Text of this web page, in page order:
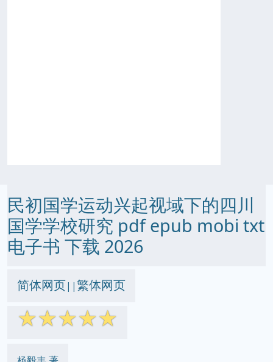
民初国学运动兴起视域下的四川
国学学校研究 pdf epub mobi txt
电子书 下载 2026
简体网页||繁体网页
☆☆☆☆☆